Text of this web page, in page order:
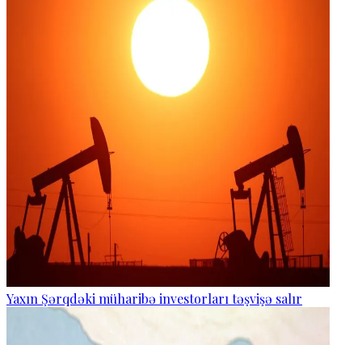
Yaxın Şərqdəki müharibə investorları təşvişə salır